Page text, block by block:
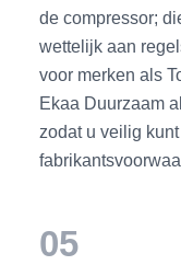
de compressor;
wettelijk aan
voor merken als
Ekaa Duurzaam
zodat u veilig
05